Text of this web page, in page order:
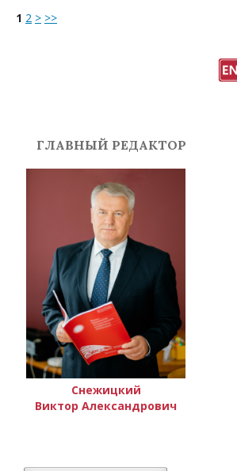
1 2 > >>
ГЛАВНЫЙ РЕДАКТОР
Снежицкий
Виктор Александрович